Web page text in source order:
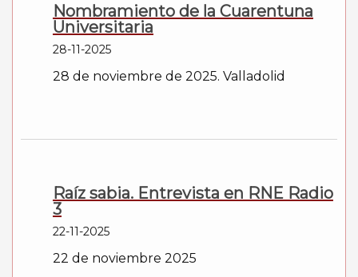
Nombramiento de la Cuarentuna
Universitaria
28-11-2025
28 de noviembre de 2025. Valladolid
Raíz sabia. Entrevista en RNE Radio
3
22-11-2025
22 de noviembre 2025